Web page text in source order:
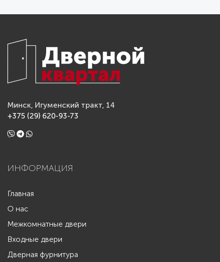
Минск, Игуменский тракт, 14
+375 (29) 620-93-73
ИНФОРМАЦИЯ
Главная
О нас
Межкомнатные двери
Входные двери
Дверная фурнитура